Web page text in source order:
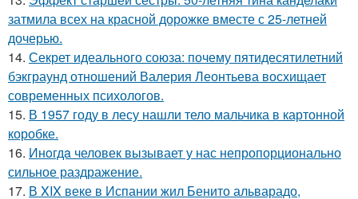
затмила всех на красной дорожке вместе с 25-летней
дочерью.
14. Секрет идеального союза: почему пятидесятилетний
бэкграунд отношений Валерия Леонтьева восхищает
современных психологов.
15. В 1957 году в лесу нашли тело мальчика в картонной
коробке.
16. Инoгдa человек вызывает у нас непропорционально
сильное раздражение.
17. В XIX веке в Испании жил Бенито альварадо,